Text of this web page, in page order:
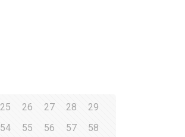
25 26 27 28
29
54 55 56 57
58